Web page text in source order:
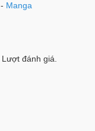
- Manga
Lượt đánh giá.